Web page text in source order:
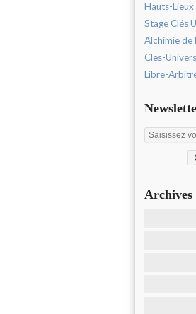
Hauts-Lieux
Stage Clés
Alchimie de
Cles-
Libre-
Archives